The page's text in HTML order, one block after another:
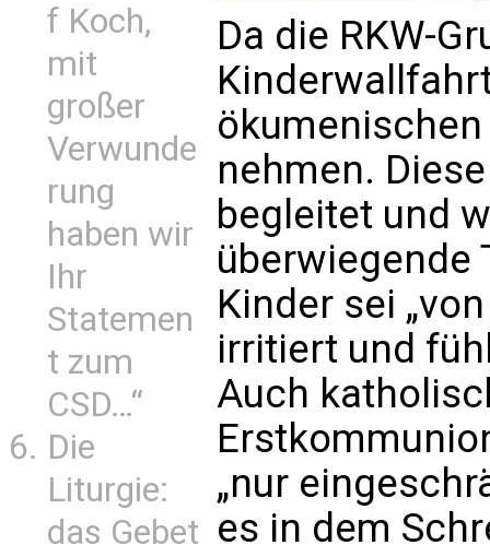
f Koch,
mit
großer
Verwunde
rung
haben wir
Ihr
Statemen
t zum
CSD…“
Die
Liturgie:
das Gebet
Da die RKW-
ökumenischen
nehmen.
begleitet und
überwiegende
Kinder sei
irritiert und
Auch
„nur
es in dem